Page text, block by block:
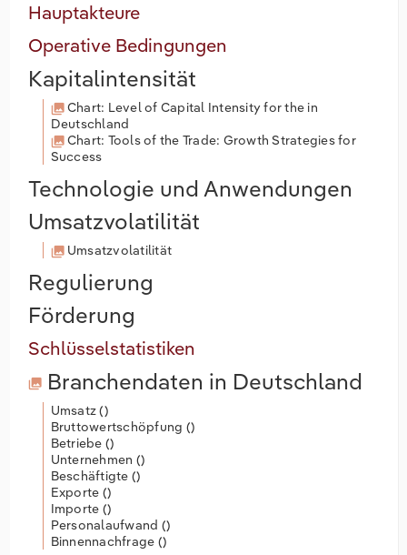
Hauptakteure
Operative Bedingungen
Kapitalintensität
Chart: Level of Capital Intensity for the in
Deutschland
Chart: Tools of the Trade: Growth Strategies for
Success
Technologie und Anwendungen
Umsatzvolatilität
Umsatzvolatilität
Regulierung
Förderung
Schlüsselstatistiken
Branchendaten in Deutschland
Umsatz ()
Bruttowertschöpfung ()
Betriebe ()
Unternehmen ()
Beschäftigte ()
Exporte ()
Importe ()
Personalaufwand ()
Binnennachfrage ()